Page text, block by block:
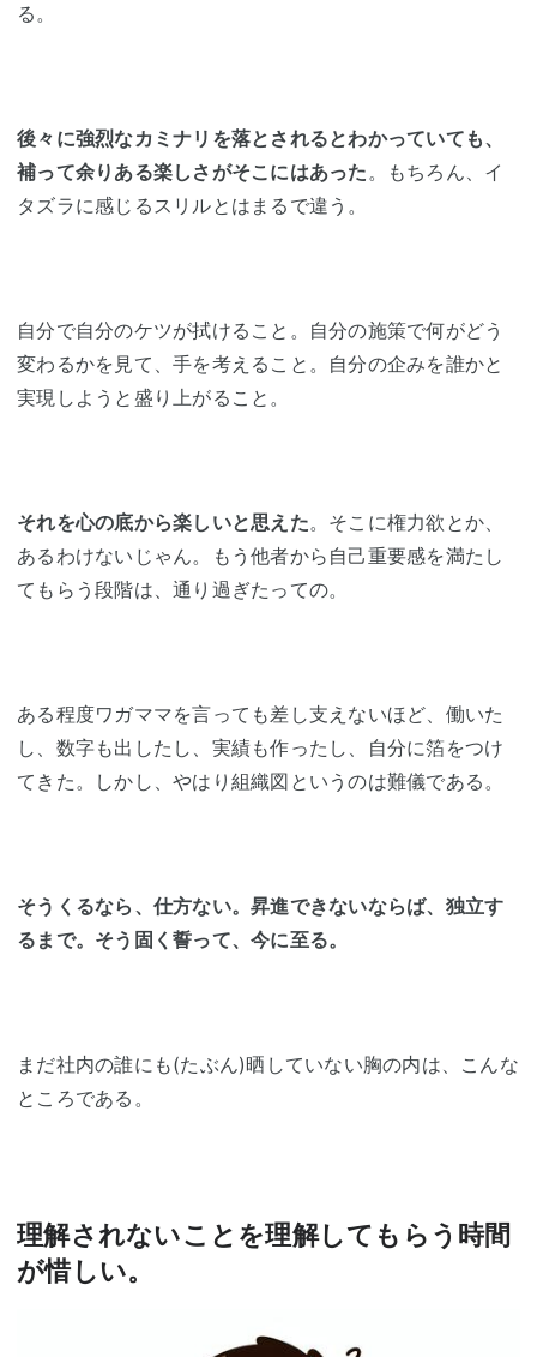
る。
後々に強烈なカミナリを落とされるとわかっていても、
補って余りある楽しさがそこにはあった。もちろん、イ
タズラに感じるスリルとはまるで違う。
自分で自分のケツが拭けること。自分の施策で何がどう
変わるかを見て、手を考えること。自分の企みを誰かと
実現しようと盛り上がること。
それを心の底から楽しいと思えた。そこに権力欲とか、
あるわけないじゃん。もう他者から自己重要感を満たし
てもらう段階は、通り過ぎたっての。
ある程度ワガママを言っても差し支えないほど、働いた
し、数字も出したし、実績も作ったし、自分に箔をつけ
てきた。しかし、やはり組織図というのは難儀である。
そうくるなら、仕方ない。昇進できないならば、独立す
るまで。そう固く誓って、今に至る。
まだ社内の誰にも(たぶん)晒していない胸の内は、こんな
ところである。
理解されないことを理解してもらう時間
が惜しい。